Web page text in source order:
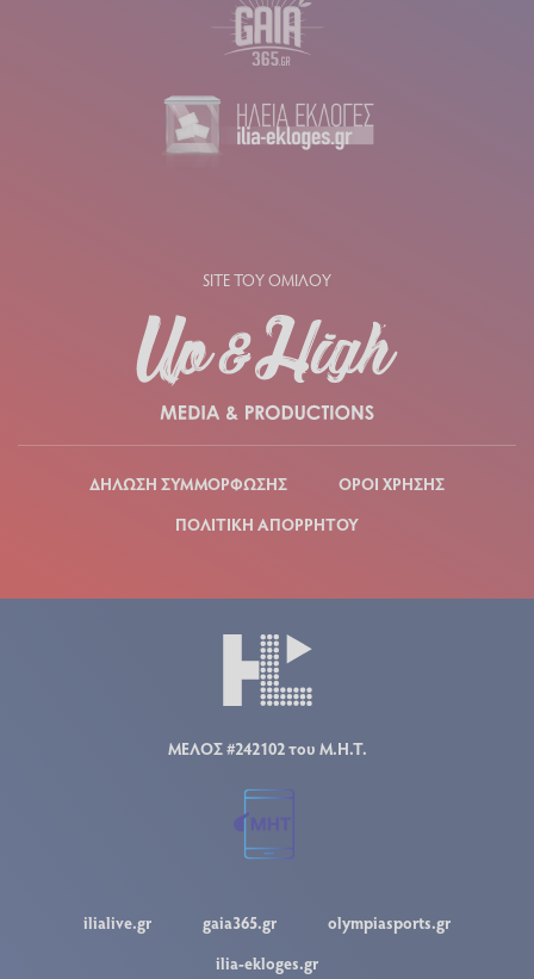
SITE ΤΟΥ ΟΜΙΛΟΥ
ΔΗΛΩΣΗ ΣΥΜΜΟΡΦΩΣΗΣ
ΟΡΟΙ ΧΡΗΣΗΣ
ΠΟΛΙΤΙΚΗ ΑΠΟΡΡΗΤΟΥ
ΜΕΛΟΣ #242102 του Μ.Η.Τ.
ilialive.gr gaia365.gr
olympiasports.gr
ilia-ekloges.gr